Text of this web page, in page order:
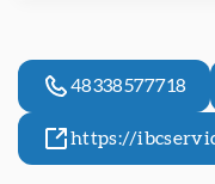
48338577718
https://